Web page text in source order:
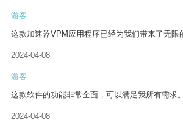
游客
这款加速器VPM应用程序已经为我们带来了无限
2024-04-08
游客
这款软件的功能非常全面，可以满足我所有需求。
2024-04-08